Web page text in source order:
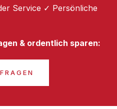
Service ✓ Persönliche
& ordentlich sparen: